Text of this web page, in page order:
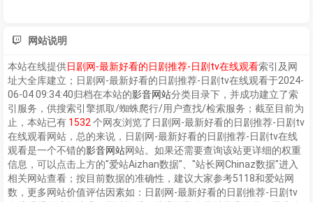
网站说明
本站在线提供日剧网-最新好看的日剧推荐-日剧tv在线观看索引及网
址大全库建立； 日剧网-最新好看的日剧推荐-日剧tv在线观看于2024-
06-04 09:34:40归档在本站的影音网站分类目录下，并成功建立了索
引服务，供搜索引擎抓取/蜘蛛爬行/用户查找/检索服务；截至目前为
止，本站已有 1532 个网友浏览了 日剧网-最新好看的日剧推荐-日剧tv
在线观看网站，总的来说， 日剧网-最新好看的日剧推荐-日剧tv在线
观看是一个不错的影音网站网站。如果还需要查询该站更详细的权重
信息，可以点击上方的"爱站Aizhan数据"、"站长网Chinaz数据"进入
相关网站查看；按目前数据的准确性，建议大家参考5118和爱站网
数，更多网站价值评估因素如： 日剧网-最新好看的日剧推荐-日剧tv